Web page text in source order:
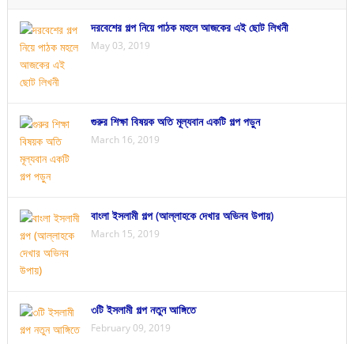
দরবেশের গল্প নিয়ে পাঠক মহলে আজকের এই ছোট লিখনী
May 03, 2019
গুরুর শিক্ষা বিষয়ক অতি মূল্যবান একটি গল্প পড়ুন
March 16, 2019
বাংলা ইসলামী গল্প (আল্লাহকে দেখার অভিনব উপায়)
March 15, 2019
৩টি ইসলামী গল্প নতুন আঙ্গিতে
February 09, 2019